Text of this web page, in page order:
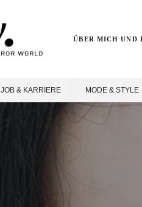
ÜBER MICH UND
JOB & KARRIERE MODE & STYLE